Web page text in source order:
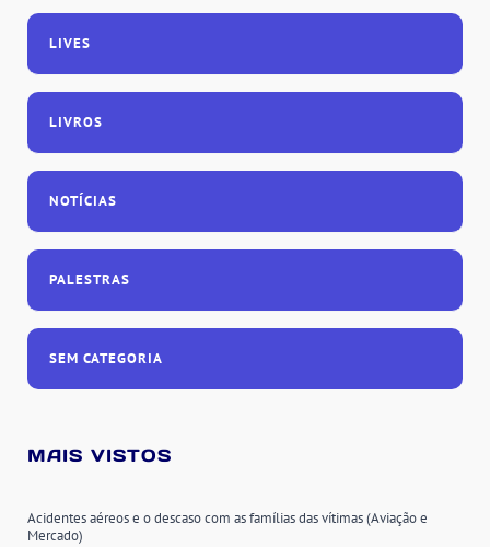
LIVES
LIVROS
NOTÍCIAS
PALESTRAS
SEM CATEGORIA
MAIS VISTOS
Acidentes aéreos e o descaso com as famílias das vítimas (Aviação e
Mercado)